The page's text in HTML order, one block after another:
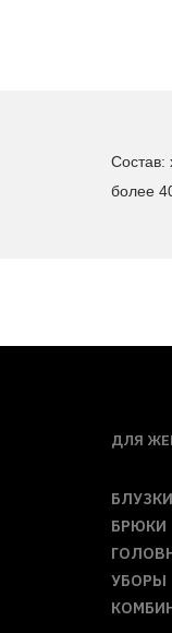
Состав:
более
ДЛЯ
БЛУЗКИ
БРЮКИ
УБОРЫ